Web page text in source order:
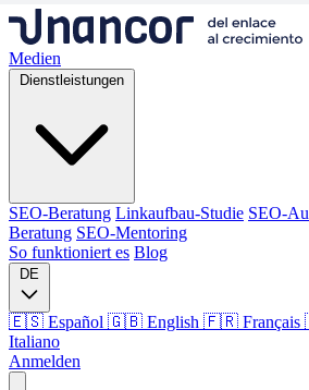
Medien
Dienstleistungen
SEO-Beratung Linkaufbau-Studie SEO-
Beratung SEO-Mentoring
So funktioniert es Blog
DE
🇪🇸 Español 🇬🇧 English 🇫🇷 Français
Italiano
Anmelden